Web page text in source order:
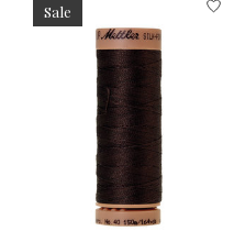
Sale